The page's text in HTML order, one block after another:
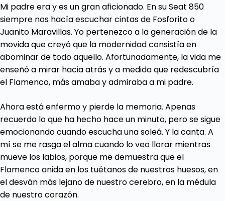
Mi padre era y es un gran aficionado. En su Seat 850
siempre nos hacía escuchar cintas de Fosforito o
Juanito Maravillas. Yo pertenezco a la generación de la
movida que creyó que la modernidad consistía en
abominar de todo aquello. Afortunadamente, la vida me
enseñó a mirar hacia atrás y a medida que redescubría
el Flamenco, más amaba y admiraba a mi padre.
Ahora está enfermo y pierde la memoria. Apenas
recuerda lo que ha hecho hace un minuto, pero se sigue
emocionando cuando escucha una soleá. Y la canta. A
mí se me rasga el alma cuando lo veo llorar mientras
mueve los labios, porque me demuestra que el
Flamenco anida en los tuétanos de nuestros huesos, en
el desván más lejano de nuestro cerebro, en la médula
de nuestro corazón.